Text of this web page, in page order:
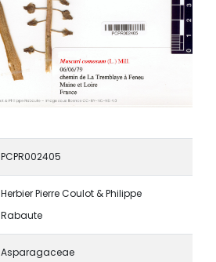
PCPR002405
Herbier Pierre Coulot & Philippe
Rabaute
Asparagaceae